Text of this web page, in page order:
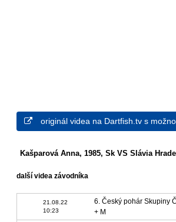
originál videa na Dartfish.tv s
Kašparová Anna, 1985, Sk VS Slávia
další videa závodníka
21.08.22
10:23
6. Český pohár Skupiny
+ M